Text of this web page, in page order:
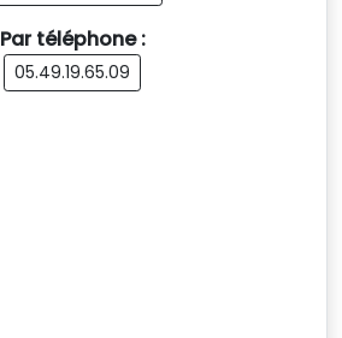
Par téléphone :
05.49.19.65.09